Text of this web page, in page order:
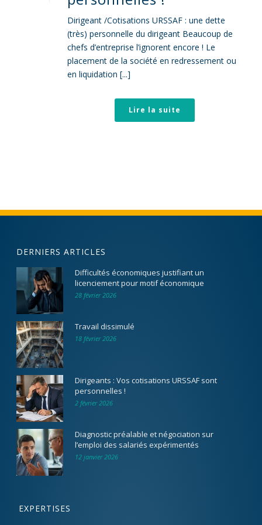
Dirigeant /Cotisations URSSAF : une dette
(très) personnelle du dirigeant Beaucoup de
chefs d’entreprise l’ignorent encore ! Le
placement de la société en redressement ou
en liquidation [...]
Lire la suite
DERNIERS ARTICLES
Difficultés économiques justifiant un
licenciement pour motif économique
28 février 2026
Travail dissimulé
18 février 2026
Dirigeants : Vos cotisations URSSAF sont
personnelles !
2 février 2026
Diagnostic préalable et négociation sur
l’emploi des salariés expérimentés
12 janvier 2026
EXPERTISES